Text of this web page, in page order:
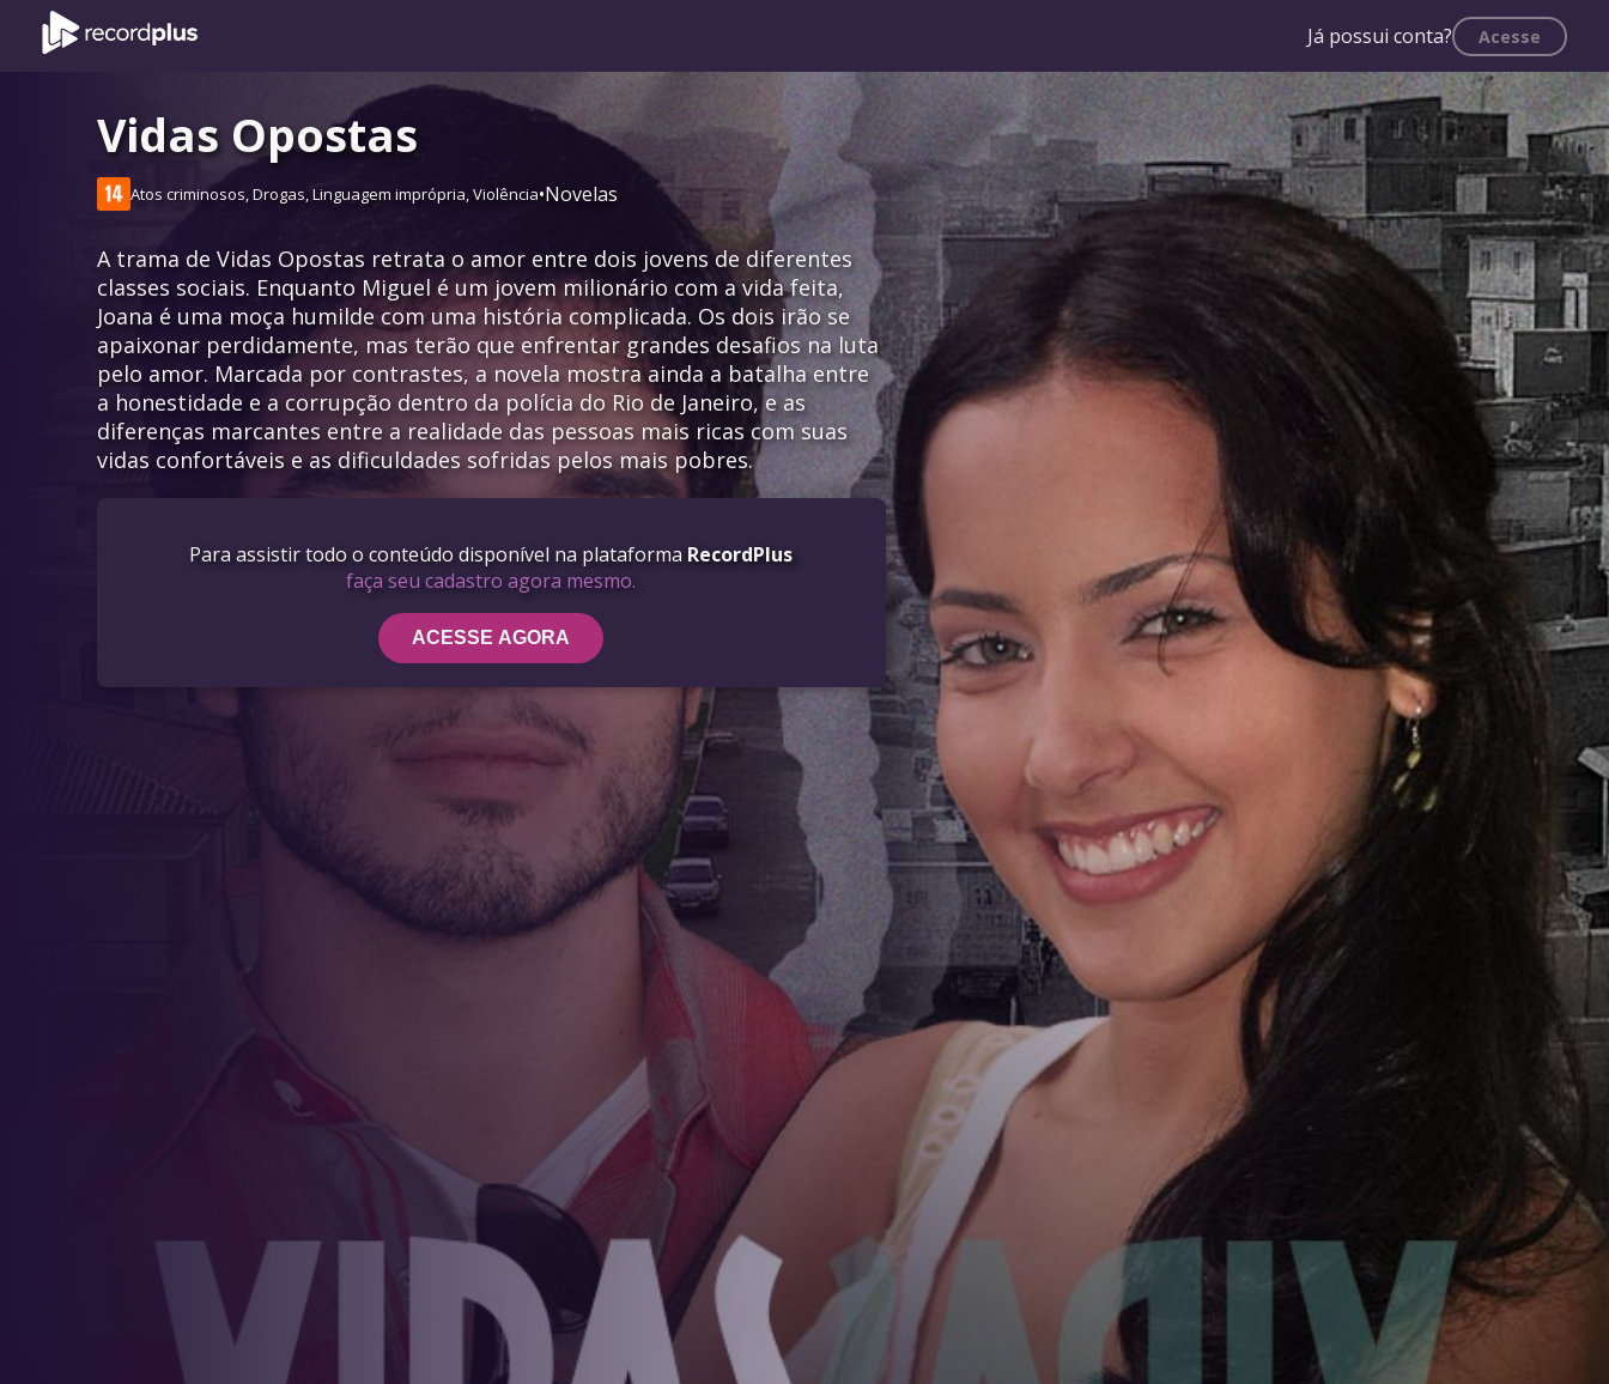
Já possui conta? Acesse
Vidas Opostas
Atos criminosos, Drogas, Linguagem imprópria, Violência•Novelas
A trama de Vidas Opostas retrata o amor entre dois jovens de diferentes
classes sociais. Enquanto Miguel é um jovem milionário com a vida feita,
Joana é uma moça humilde com uma história complicada. Os dois irão se
apaixonar perdidamente, mas terão que enfrentar grandes desafios na luta
pelo amor. Marcada por contrastes, a novela mostra ainda a batalha entre
a honestidade e a corrupção dentro da polícia do Rio de Janeiro, e as
diferenças marcantes entre a realidade das pessoas mais ricas com suas
vidas confortáveis e as dificuldades sofridas pelos mais pobres.
Para assistir todo o conteúdo disponível na plataforma RecordPlus
faça seu cadastro agora mesmo.
ACESSE AGORA